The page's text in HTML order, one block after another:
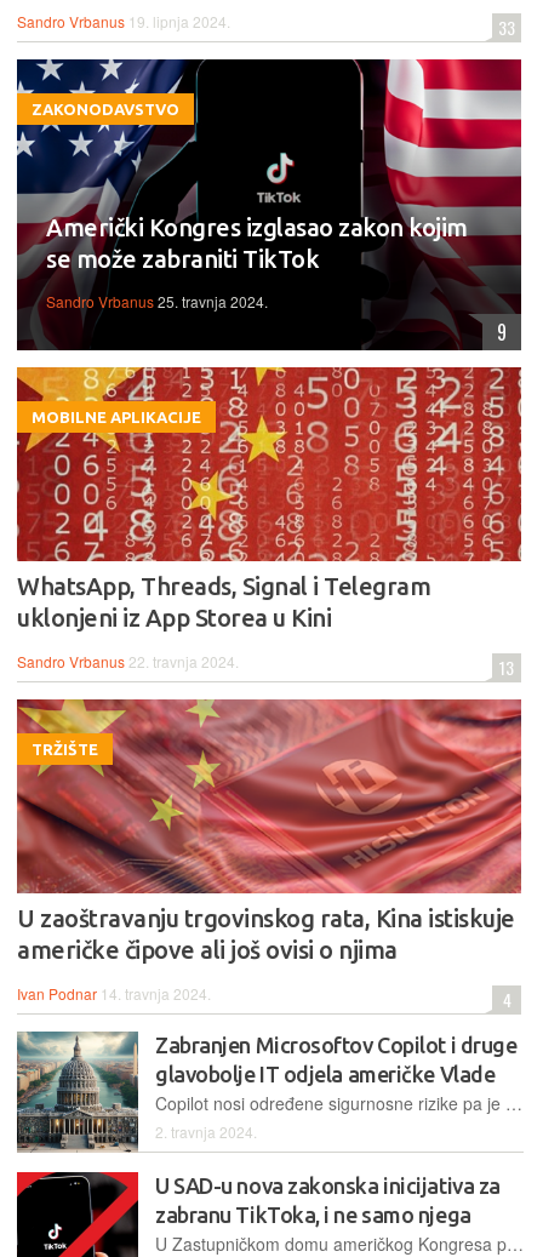
Sandro Vrbanus 19. lipnja 2024. 33
ZAKONODAVSTVO
Američki Kongres izglasao zakon kojim
se može zabraniti TikTok
Sandro Vrbanus25. travnja 2024.
9
MOBILNE APLIKACIJE
WhatsApp, Threads, Signal i Telegram
uklonjeni iz App Storea u Kini
Sandro Vrbanus 22. travnja 2024. 13
TRŽIŠTE
U zaoštravanju trgovinskog rata, Kina istiskuje
američke čipove ali još ovisi o njima
Ivan Podnar 14. travnja 2024. 4
Zabranjen Microsoftov Copilot i druge
glavobolje IT odjela američke Vlade
Copilot nosi određene sigurnosne rizike pa je isključen i blokiran korisnicima Zastupničkog doma. Uz to, sustavi, stari pedesetak godina, programirani na COBOL-u, samo što se nisu raspali. Plus, treba sve to osigurati protiv hakerskih napada
2. travnja 2024.
U SAD-u nova zakonska inicijativa za
zabranu TikToka, i ne samo njega
U Zastupničkom domu američkog Kongresa pojavio se prijedlog zakona kojim bi se zabranio rad svim aplikacijama čiji vlasnici dolaze iz "neprijateljskih zemalja", a posebno je istaknut TikTok